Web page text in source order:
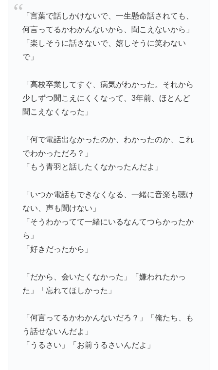
「言葉で話しかけないで、一生懸命話されても、
何言ってるかわかんないから、聞こえないから」
「楽しそうに話さないで、嬉しそうに笑わない
で」
「高校卒業してすぐ、病気がわかった。それから
少しずつ聞こえにくくなって、3年前、ほとんど
聞こえなくなった」
「何で電話出なかったのか、わかったのか、これ
でわかっただろ？」
「もう青羽と話したくなかったんだよ」
「いつか電話もできなくなる、一緒に音楽も聴け
ない、声も聞けない」
「そうわかってて一緒にいるなんてつらかったか
ら」
「好きだったから」
「だから、会いたくなかった」「嫌われたかっ
た」「忘れてほしかった」
「何言ってるかわかんないだろ？」「俺たち、も
う話せないんだよ」
「うるさい」「お前うるさいんだよ」